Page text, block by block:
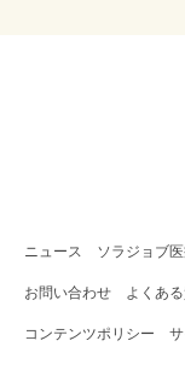
ニュース ソラジョブ
お問い合わせ よくあ
コンテンツポリシー